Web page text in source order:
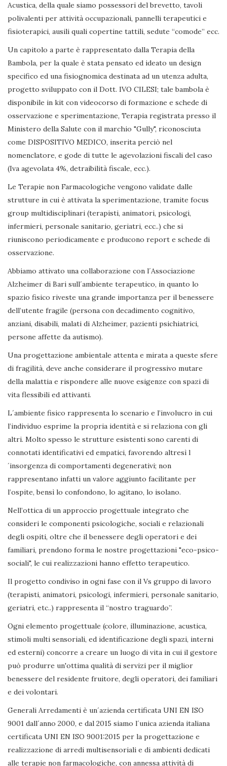
Acustica, della quale siamo possessori del brevetto, tavoli
polivalenti per attività occupazionali, pannelli terapeutici e
fisioterapici, ausili quali copertine tattili, sedute “comode” ecc.
Un capitolo a parte è rappresentato dalla Terapia della
Bambola, per la quale è stata pensato ed ideato un design
specifico ed una fisiognomica destinata ad un utenza adulta,
progetto sviluppato con il Dott. IVO CILESI; tale bambola è
disponibile in kit con videocorso di formazione e schede di
osservazione e sperimentazione, Terapia registrata presso il
Ministero della Salute con il marchio "Gully", riconosciuta
come DISPOSITIVO MEDICO, inserita perciò nel
nomenclatore, e gode di tutte le agevolazioni fiscali del caso
(Iva agevolata 4%, detraibilità fiscale, ecc.).
Le Terapie non Farmacologiche vengono validate dalle
strutture in cui è attivata la sperimentazione, tramite focus
group multidisciplinari (terapisti, animatori, psicologi,
infermieri, personale sanitario, geriatri, ecc..) che si
riuniscono periodicamente e producono report e schede di
osservazione.
Abbiamo attivato una collaborazione con l´Associazione
Alzheimer di Bari sull´ambiente terapeutico, in quanto lo
spazio fisico riveste una grande importanza per il benessere
dell’utente fragile (persona con decadimento cognitivo,
anziani, disabili, malati di Alzheimer, pazienti psichiatrici,
persone affette da autismo).
Una progettazione ambientale attenta e mirata a queste sfere
di fragilità, deve anche considerare il progressivo mutare
della malattia e rispondere alle nuove esigenze con spazi di
vita flessibili ed attivanti.
L´ambiente fisico rappresenta lo scenario e l’involucro in cui
l’individuo esprime la propria identità e si relaziona con gli
altri. Molto spesso le strutture esistenti sono carenti di
connotati identificativi ed empatici, favorendo altresì l
´insorgenza di comportamenti degenerativi; non
rappresentano infatti un valore aggiunto facilitante per
l’ospite, bensì lo confondono, lo agitano, lo isolano.
Nell’ottica di un approccio progettuale integrato che
consideri le componenti psicologiche, sociali e relazionali
degli ospiti, oltre che il benessere degli operatori e dei
familiari, prendono forma le nostre progettazioni "eco-psico-
sociali", le cui realizzazioni hanno effetto terapeutico.
Il progetto condiviso in ogni fase con il Vs gruppo di lavoro
(terapisti, animatori, psicologi, infermieri, personale sanitario,
geriatri, etc..) rappresenta il “nostro traguardo”.
Ogni elemento progettuale (colore, illuminazione, acustica,
stimoli multi sensoriali, ed identificazione degli spazi, interni
ed esterni) concorre a creare un luogo di vita in cui il gestore
può produrre un'ottima qualità di servizi per il miglior
benessere del residente fruitore, degli operatori, dei familiari
e dei volontari.
Generali Arredamenti è un´azienda certificata UNI EN ISO
9001 dall´anno 2000, e dal 2015 siamo l´unica azienda italiana
certificata UNI EN ISO 9001:2015 per la progettazione e
realizzazione di arredi multisensoriali e di ambienti dedicati
alle terapie non farmacologiche, con annessa attività di